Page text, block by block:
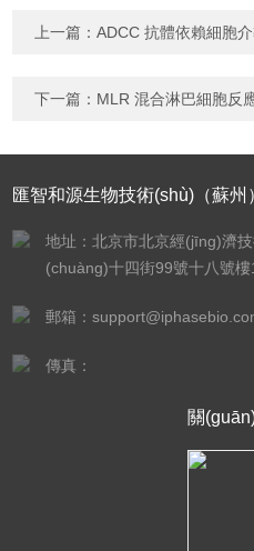
伯?dāng)?shù)字），
上一篇：ADCC 抗體依賴細胞
下一篇： MLR 混合淋巴細胞反
匯智和源生物技術(shù)（蘇州
地址：北京市北京經(jīng)濟
(chuàng)十四街99號十八號樓
郵箱：
傳真：
關